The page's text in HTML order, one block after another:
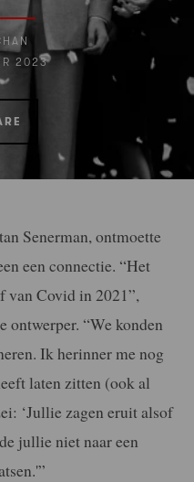
2023
Senerman, ontmoette
een connectie. “Het
van Covid in 2021”,
ontwerper. “We konden
Ik herinner me nog
laten zitten (ook al
‘Jullie zagen eruit alsof
jullie niet naar een